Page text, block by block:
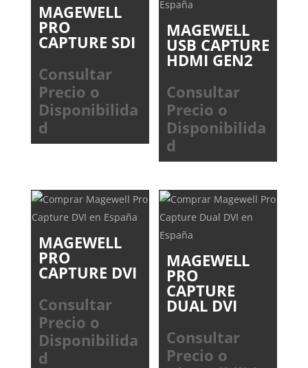
MAGEWELL
PRO
CAPTURE SDI
Consultar
Precio o
Disponibilida
d
MAGEWELL
USB CAPTURE
HDMI GEN2
Consultar
Precio o
Disponibilida
d
MAGEWELL
PRO
CAPTURE DVI
Consultar
Precio o
Disponibilida
d
MAGEWELL
PRO
CAPTURE
DUAL DVI
Consultar
Precio o